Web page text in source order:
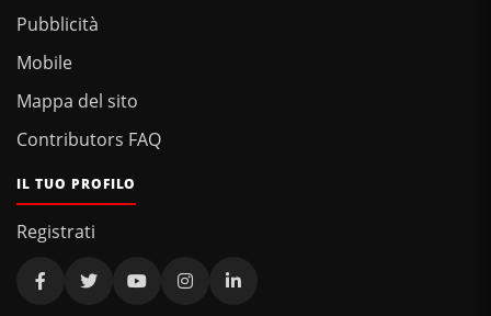
Pubblicità
Mobile
Mappa del sito
Contributors FAQ
IL TUO PROFILO
Registrati